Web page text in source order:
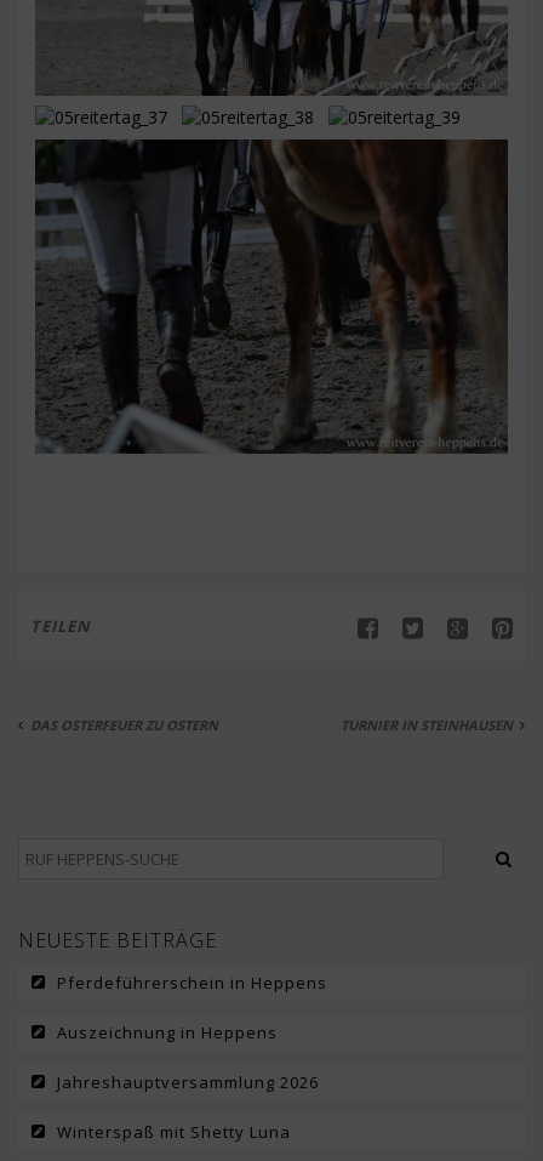
TEILEN
DAS OSTERFEUER ZU OSTERN TURNIER IN STEINHAUSEN
NEUESTE BEITRÄGE
Pferdeführerschein in Heppens
Auszeichnung in Heppens
Jahreshauptversammlung 2026
Winterspaß mit Shetty Luna